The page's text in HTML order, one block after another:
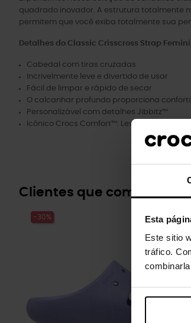
Esta
Este sitio
tráfico.
quadrado inovador. A estrutura totalmente
permitem que você exiba totalmente sua
Detalhes do Classic Crisscross Strap
Cabedal com tiras cruzadas
Incrivelmente leve e divertido de usar
Fácil de limpar e rápido de secar
O calcanhar profundo proporciona
Personalizável com detalhes Jibbitz™
Icônico Crocs Comfort™: Leve. Flexível.
Clientes que compraram
-30%